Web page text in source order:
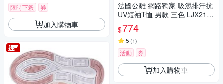
限時下殺 券
加入購物車
法國公雞 網路獨家 吸濕排汗抗
UV短袖T恤 男款 三色 LJX2150
$774
5 (1)
活動 券
加入購物車